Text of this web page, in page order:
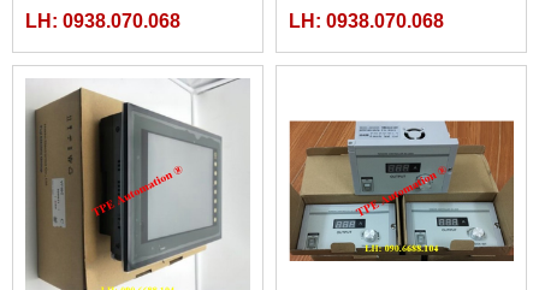
LH: 0938.070.068 LH: 0938.070.068